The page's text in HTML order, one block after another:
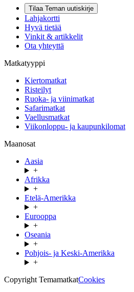
Tilaa Teman uutiskirje
Lahjakortti
Hyvä tietää
Vinkit & artikkelit
Ota yhteyttä
Matkatyyppi
Kiertomatkat
Risteilyt
Ruoka- ja viinimatkat
Safarimatkat
Vaellusmatkat
Viikonloppu- ja kaupunkilomat
Maanosat
Aasia
+
Afrikka
+
Etelä-Amerikka
+
Eurooppa
+
Oseania
+
Pohjois- ja Keski-Amerikka
+
Copyright TemamatkatCookies